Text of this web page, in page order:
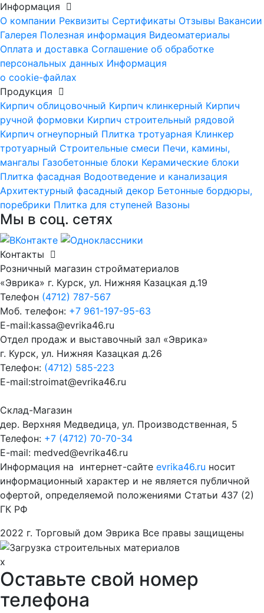
Информация
О компании Реквизиты Сертификаты Отзывы Вакансии
Галерея Полезная информация Видеоматериалы
Оплата и доставка Соглашение об обработке
персональных данных Информация
о cookie-файлах
Продукция
Кирпич облицовочный Кирпич клинкерный Кирпич
ручной формовки Кирпич строительный рядовой
Кирпич огнеупорный Плитка тротуарная Клинкер
тротуарный Строительные смеси Печи, камины,
мангалы Газобетонные блоки Керамические блоки
Плитка фасадная Водоотведение и канализация
Архитектурный фасадный декор Бетонные бордюры,
поребрики Плитка для ступеней Вазоны
Мы в соц. сетях
Контакты
Розничный магазин стройматериалов
«Эврика» г. Курск, ул. Нижняя Казацкая д.19
Телефон (4712) 787-567
Моб. телефон: +7 961-197-95-63
E-mail:kassa@evrika46.ru
Отдел продаж и выставочный зал «Эврика»
г. Курск, ул. Нижняя Казацкая д.26
Телефон: (4712) 585-223
E-mail:stroimat@evrika46.ru
Склад-Магазин
дер. Верхняя Медведица, ул. Производственная, 5
Телефон: +7 (4712) 70-70-34
E-mail: medved@evrika46.ru
Информация на интернет-сайте evrika46.ru носит
информационный характер и не является публичной
офертой, определяемой положениями Статьи 437 (2)
ГК РФ
2022 г. Торговый дом Эврика Все правы защищены
x
Оставьте свой номер
телефона